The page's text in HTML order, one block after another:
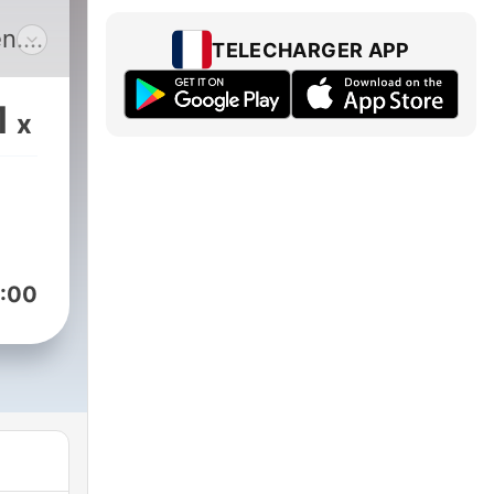
x
TELECHARGER APP